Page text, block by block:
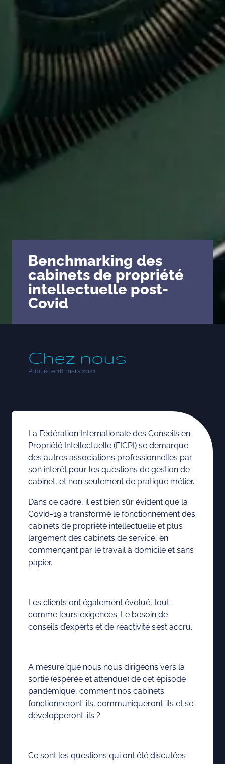
L’équipe
Notre histoire
Nos valeurs
Les partenariats
PMI/PME
Start-up – porteurs de projets
Incubateurs & pépinières
Benchmarking des
cabinets de propriété
intellectuelle post-
Covid
Chez nous
Publié le 18 mars 2021
La Fédération Internationale des Conseils en
Propriété Intellectuelle (FICPI) se démarque
des autres associations professionnelles par
son intérêt pour les questions de gestion de
cabinet, et non seulement de pratique métier.
Dans ce cadre, il est bien sûr évident que la
Covid-19 a transformé le fonctionnement des
cabinets de propriété intellectuelle et plus
largement des cabinets de service, en
commençant par le travail à domicile et sans
papier.
Les clients ont également évolué, tout
comme leurs exigences. Le besoin de
conseils d’experts et de réactivité s’est accru.
A mesure que nous nous dirigeons vers la
sortie (espérée et attendue) de cet épisode
pandémique, comment nos cabinets
fonctionneront-ils, communiqueront-ils et se
développeront-ils ?
Ce sont les questions qui ont été discutées